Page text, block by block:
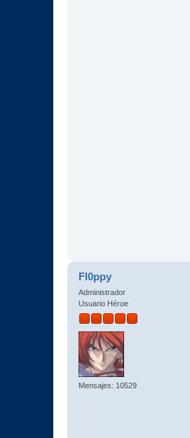
Fl0ppy
Administrador
Usuario Héroe
Mensajes: 10529